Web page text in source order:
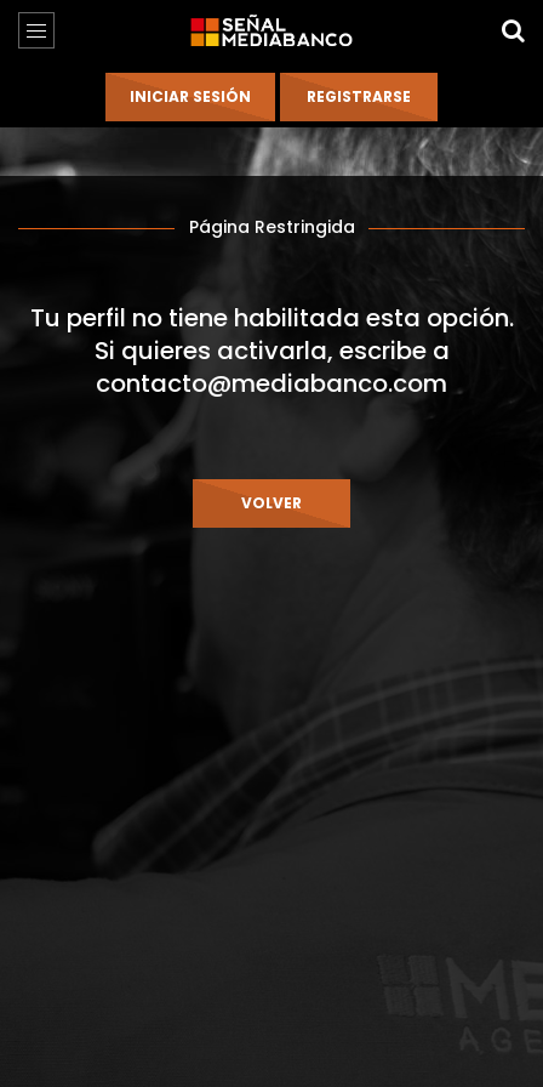
Página Restringida
Tu perfil no tiene habilitada esta opción.
Si quieres activarla, escribe a
contacto@mediabanco.com